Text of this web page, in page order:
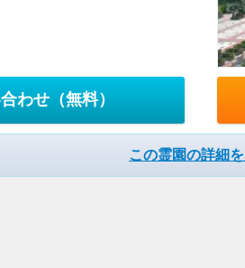
わせ （無料）
この霊園の詳細